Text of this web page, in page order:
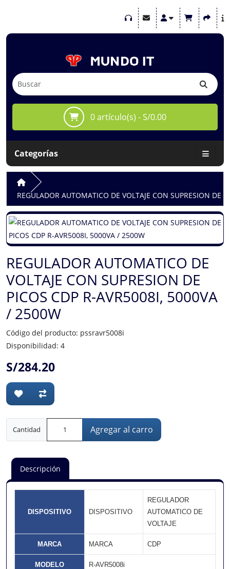
0 artículo(s) - S/0.00
Categorías
REGULADOR AUTOMATICO DE VOLTAJE CON SUPRESION DE
REGULADOR AUTOMATICO DE
VOLTAJE CON SUPRESION DE
PICOS CDP R-AVR5008I, 5000VA
/ 2500W
Código del producto: pssravr5008i
Disponibilidad: 4
S/284.20
Cantidad Agregar al carro
Descripción
DISPOSITIVO DISPOSITIVO
REGULADOR
AUTOMATICO DE
VOLTAJE
MARCA MARCA CDP
MODELO R-AVR5008i